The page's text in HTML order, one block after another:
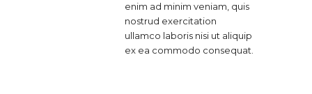
enim ad minim veniam, quis
nostrud exercitation
ullamco laboris nisi ut aliquip
ex ea commodo consequat.